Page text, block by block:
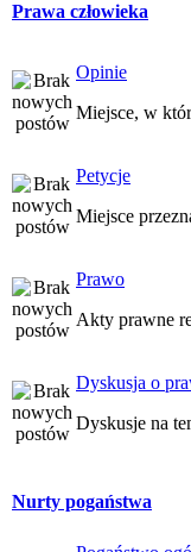
Prawa człowieka
Opinie
Miejsce, w
Petycje
Miejsce
Prawo
Akty prawne
Dyskusja o
Dyskusje na
Nurty pogaństwa